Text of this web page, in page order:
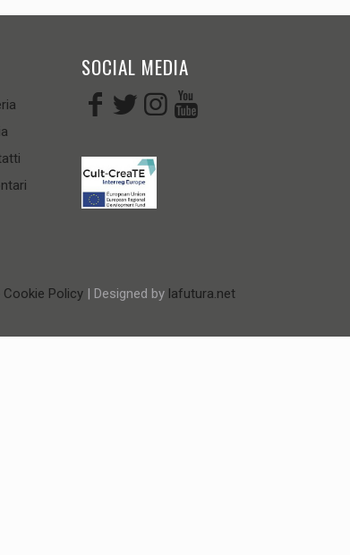
SOCIAL MEDIA
Cookie Policy | Designed by lafutura.net